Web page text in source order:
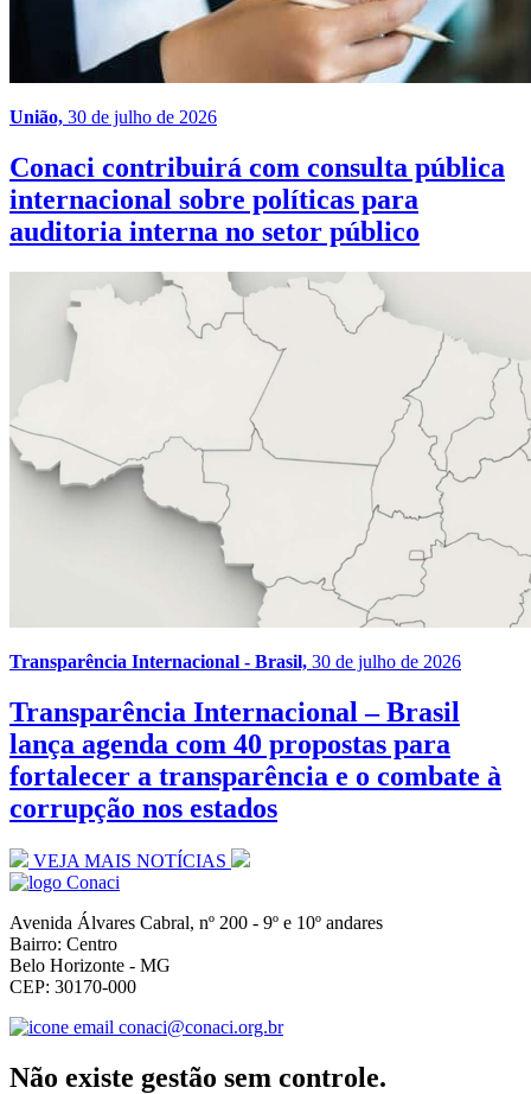
União, 30 de julho de 2026
Conaci contribuirá com consulta pública
internacional sobre políticas para
auditoria interna no setor público
Transparência Internacional - Brasil, 30 de julho de 2026
Transparência Internacional – Brasil
lança agenda com 40 propostas para
fortalecer a transparência e o combate à
corrupção nos estados
VEJA MAIS NOTÍCIAS
Avenida Álvares Cabral, nº 200 - 9º e 10º andares
Bairro: Centro
Belo Horizonte - MG
CEP: 30170-000
conaci@conaci.org.br
Não existe gestão sem controle.